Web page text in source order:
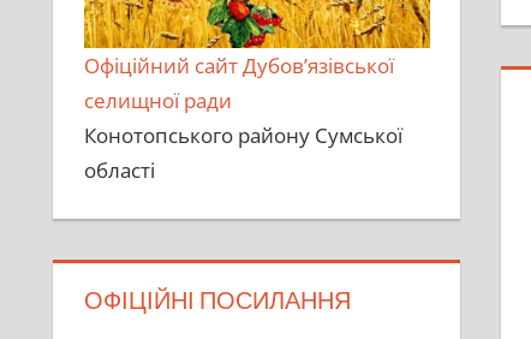
Офіційний сайт Дубов’язівської
селищної ради
Конотопського району Сумської
області
ОФІЦІЙНІ ПОСИЛАННЯ